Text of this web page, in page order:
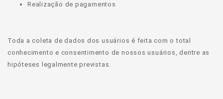
Realização de pagamentos
Toda a coleta de dados dos usuários é feita com o total
conhecimento e consentimento de nossos usuários, dentre as
hipóteses legalmente previstas.